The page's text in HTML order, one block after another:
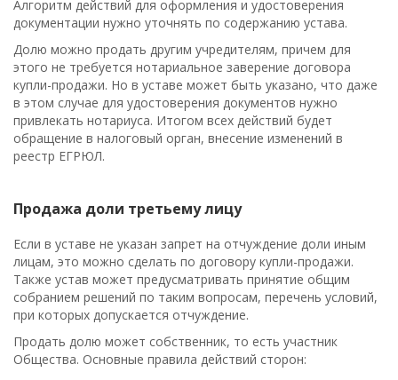
Алгоритм действий для оформления и удостоверения
документации нужно уточнять по содержанию устава.
Долю можно продать другим учредителям, причем для
этого не требуется нотариальное заверение договора
купли-продажи. Но в уставе может быть указано, что даже
в этом случае для удостоверения документов нужно
привлекать нотариуса. Итогом всех действий будет
обращение в налоговый орган, внесение изменений в
реестр ЕГРЮЛ.
Продажа доли третьему лицу
Если в уставе не указан запрет на отчуждение доли иным
лицам, это можно сделать по договору купли-продажи.
Также устав может предусматривать принятие общим
собранием решений по таким вопросам, перечень условий,
при которых допускается отчуждение.
Продать долю может собственник, то есть участник
Общества. Основные правила действий сторон: